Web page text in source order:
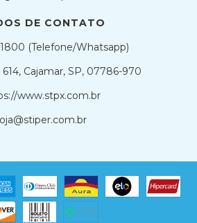
DE CONTATO
1800 (Telefone/Whatsapp)
614, Cajamar, SP, 07786-970
www.stpx.com.br